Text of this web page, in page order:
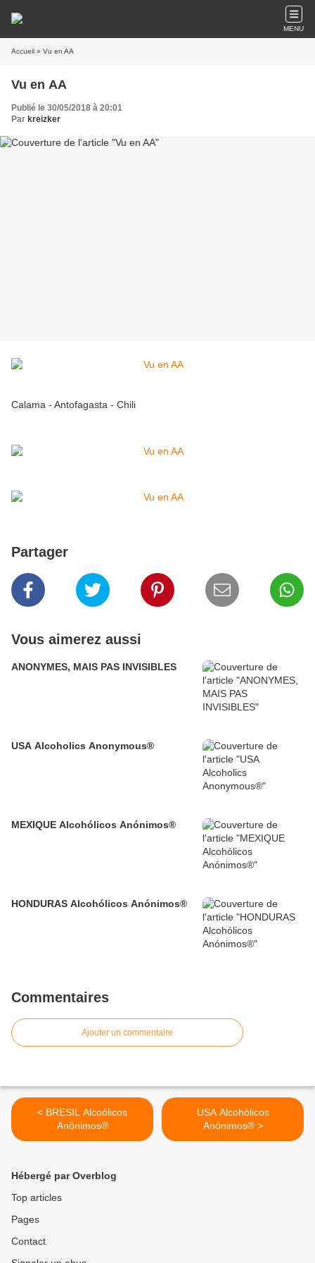
MENU
Accueil » Vu en AA
Vu en AA
Publié le 30/05/2018 à 20:01
Par kreizker
Calama - Antofagasta - Chili
Partager
Vous aimerez aussi
ANONYMES, MAIS PAS INVISIBLES
USA Alcoholics Anonymous®
MEXIQUE Alcohólicos Anónimos®
HONDURAS Alcohólicos Anónimos®
Commentaires
Ajouter un commentaire
< BRESIL Alcoólicos
Anônimos®
USA Alcohólicos
Anónimos® >
Hébergé par Overblog
Top articles
Pages
Contact